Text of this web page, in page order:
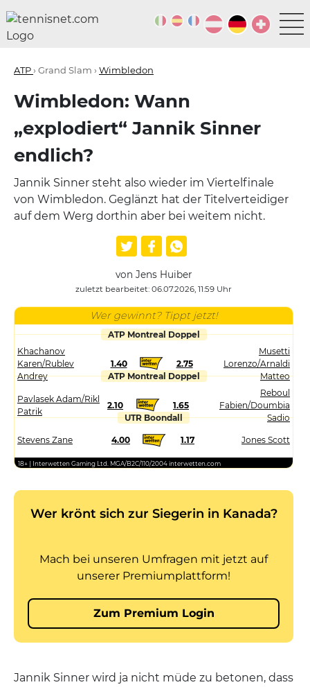
ATP› Grand Slam › Wimbledon
Wimbledon: Wann
„explodiert“ Jannik Sinner
endlich?
Jannik Sinner steht also wieder im Viertelfinale
von Wimbledon. Geglänzt hat der Titelverteidiger
auf dem Werg dorthin aber bei weitem nicht.
von Jens Huiber
zuletzt bearbeitet: 06.07.2026, 11:59 Uhr
Wer gewinnt? Tippt jetzt!
ATP Montreal Doppel
Khachanov
Karen/Rublev
Andrey
1.40 2.75
Musetti
Lorenzo/Arnaldi
Matteo
ATP Montreal Doppel
Pavlasek Adam/Rikl
Patrik
2.10 1.65
Reboul
Fabien/Doumbia
Sadio
UTR Boondall
Stevens Zane 4.00 1.17 Jones Scott
18+ | Interwetten Gaming Ltd. MGA/B2C/110/2004 interwetten.com
Jannik Sinner wird ja nicht müde zu betonen, dass